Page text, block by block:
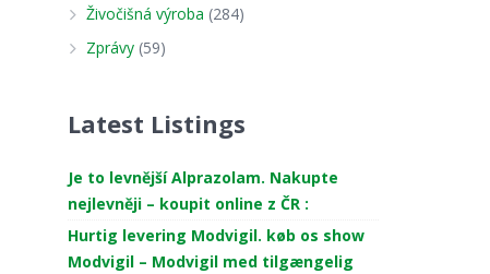
Živočišná výroba (284)
Zprávy(59)
Latest Listings
Je to levnější Alprazolam. Nakupte
nejlevněji – koupit online z ČR :
Hurtig levering Modvigil. køb os show
Modvigil – Modvigil med tilgængelig